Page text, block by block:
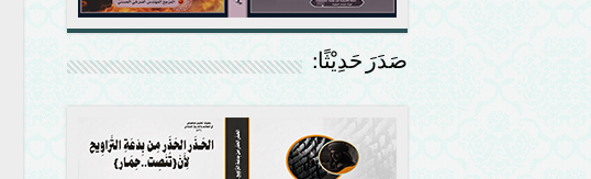
صَدَرَ حَدِيْثًا: